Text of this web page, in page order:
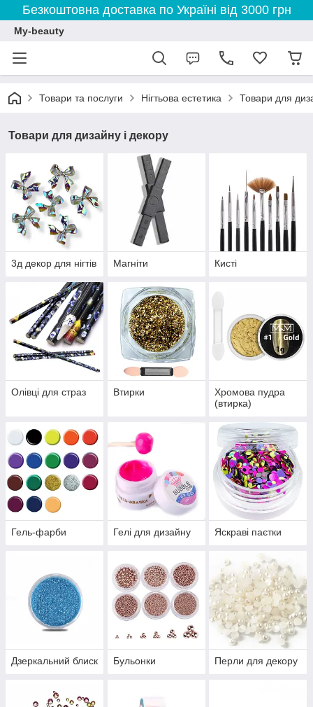
Безкоштовна доставка по Україні від 3000 грн
My-beauty
Товари та послуги Нігтьова естетика Товари для
Товари для дизайну і декору
3д декор для нігтів Магніти Кисті
Олівці для страз Втирки
Хромова пудра
(втирка)
Гель-фарби Гелі для дизайну Яскраві паєтки
Дзеркальний блиск Бульонки Перли для декору